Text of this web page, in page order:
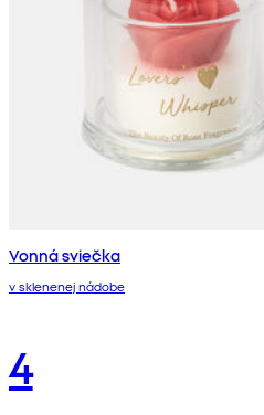
Vonná sviečka
v sklenenej nádobe
4